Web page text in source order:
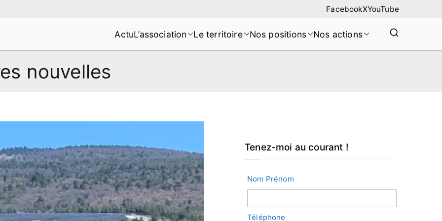
FacebookXYouTube
de la Montagne de Lure
ActuL’association Le territoire Nos positions Nos actions
nouvelles
Tenez-moi au courant !
Nom Prénom
Téléphone